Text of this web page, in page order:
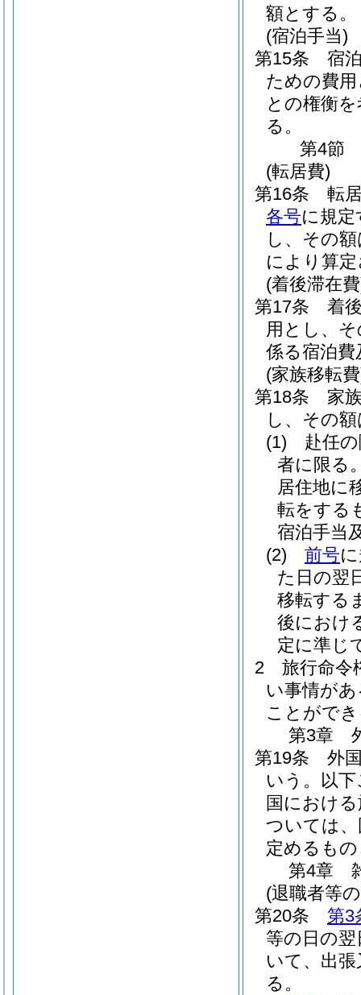
額とする。
(宿泊手当)
第15条
宿
ための費
との権衡
る。
第4節
(転居費)
第16条
転
各号に規
し、その
により算
(着後滞在
第17条
着
用とし、
係る宿泊
(家族移転
第18条
家
し、その
(1)
赴任
者に限る
居住地に
転をする
宿泊手当
(2)
前号
た日の翌
移転する
後におけ
定に準じ
2
旅行命令
い事情が
ことがで
第3章
第19条
外
いう。以
国におけ
ついては
定めるも
第4章
(退職者等
第20条
第3
等の日の
いて、出
る。